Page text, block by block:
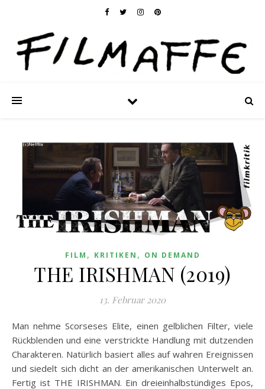
FILM , KRITIKEN , ON DEMAND
THE IRISHMAN (2019)
13. Februar 2020
Man nehme Scorseses Elite, einen gelblichen Filter, viele
Rückblenden und eine verstrickte Handlung mit dutzenden
Charakteren. Natürlich basiert alles auf wahren Ereignissen
und siedelt sich dicht an der amerikanischen Unterwelt an.
Fertig ist THE IRISHMAN. Ein dreieinhalbstündiges Epos,